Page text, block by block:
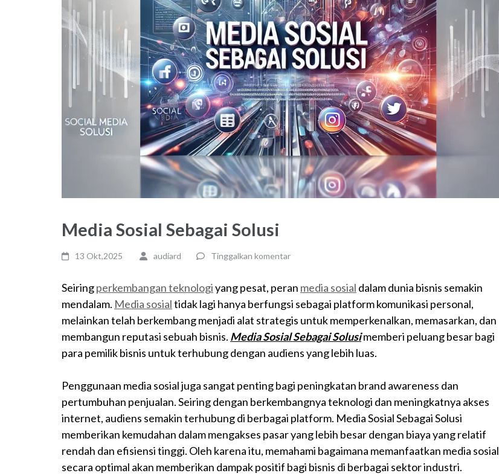
Media Sosial Sebagai Solusi
13 Okt,2025 audiard Tinggalkan komentar
Seiringperkembangan teknologiyang pesat, peran media sosial dalam dunia bisnis semakin
mendalam. Media sosialtidak lagi hanya berfungsi sebagai platform komunikasi personal,
melainkan telah berkembang menjadi alat strategis untuk memperkenalkan, memasarkan, dan
membangun reputasi sebuah bisnis. Media Sosial Sebagai Solusimemberi peluang besar bagi
para pemilik bisnis untuk terhubung dengan audiens yang lebih luas.
Penggunaan media sosial juga sangat penting bagi peningkatan brand awareness dan
pertumbuhan penjualan. Seiring dengan berkembangnya teknologi dan meningkatnya akses
internet, audiens semakin terhubung di berbagai platform. Media Sosial Sebagai Solusi
memberikan kemudahan dalam mengakses pasar yang lebih besar dengan biaya yang relatif
rendah dan efisiensi tinggi. Oleh karena itu, memahami bagaimana memanfaatkan media sosial
secara optimal akan memberikan dampak positif bagi bisnis di berbagai sektor industri.